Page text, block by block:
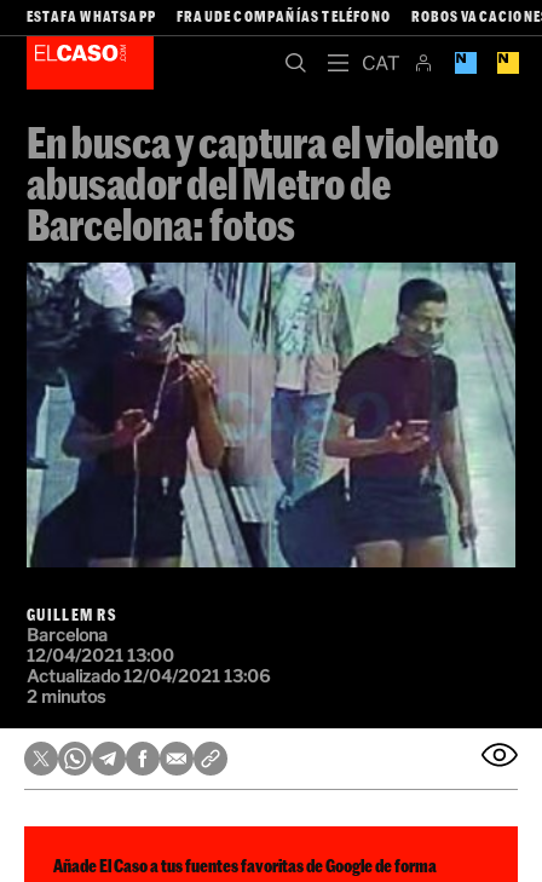
ESTAFA WHATSAPP FRAUDE COMPAÑÍAS TELÉFONO ROBOS
En busca y captura el violento
abusador del Metro de
Barcelona: fotos
GUILLEM RS
Barcelona
12/04/2021 13:00
Actualizado 12/04/2021 13:06
2 minutos
Añade El Caso a tus fuentes favoritas de Google de forma